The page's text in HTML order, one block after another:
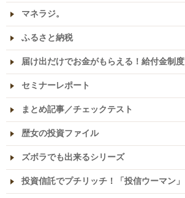
マネラジ。
ふるさと納税
届け出だけでお金がもらえる！給付金制度
セミナーレポート
まとめ記事／チェックテスト
歴女の投資ファイル
ズボラでも出来るシリーズ
投資信託でプチリッチ！「投信ウーマン」